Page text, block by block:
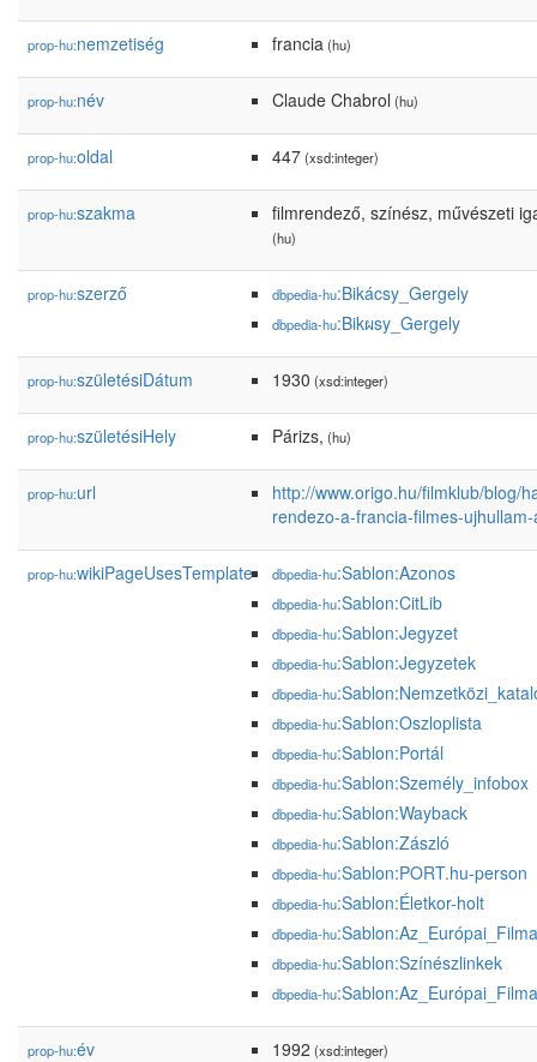
prop-hu:nemzetiség francia(hu)
prop-hu:név Claude Chabrol (hu)
prop-hu:oldal 447(xsd:integer)
prop-hu:szakma filmrendező, színész, művészeti
(hu)
prop-hu:szerző dbpedia-hu:Bikácsy_Gergely
dbpedia-hu:Bikผsy_Gergely
prop-hu:születésiDátum 1930 (xsd:integer)
prop-hu:születésiHely Párizs, (hu)
prop-hu:url
http://www.origo.hu/filmklub/blog/
rendezo-a-francia-filmes-
prop-hu:wikiPageUsesTemplate dbpedia-hu:Sablon:Azonos
dbpedia-hu:Sablon:CitLib
dbpedia-hu:Sablon:Jegyzet
dbpedia-hu:Sablon:Jegyzetek
dbpedia-hu
dbpedia-hu:Sablon:Oszloplista
dbpedia-hu:Sablon:Portál
dbpedia-hu:Sablon:Személy_infobox
dbpedia-hu:Sablon:Wayback
dbpedia-hu:Sablon:Zászló
dbpedia-hu:Sablon:PORT.hu-person
dbpedia-hu:Sablon:Életkor-holt
dbpedia-hu
dbpedia-hu:Sablon:Színészlinkek
dbpedia-hu
prop-hu:év 1992 (xsd:integer)